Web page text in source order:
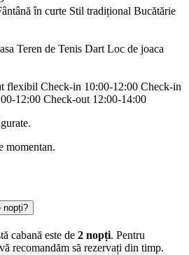
în curte Stil tradițional Bucătărie
Teren de Tenis Dart Loc de joaca
flexibil Check-in 10:00-12:00 Check-in
12:00 Check-out 12:00-14:00
momentan.
nopți?
cabană este de 2 nopți. Pentru
recomandăm să rezervați din timp.